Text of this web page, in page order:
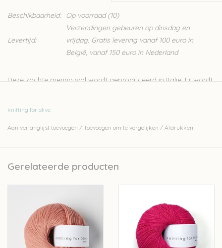
Beschikbaarheid: Op voorraad(10)
Levertijd:
Verzendingen gebeuren op dinsdag en
vrijdag. Gratis levering vanaf 100 euro in
België, vanaf 150 euro in Nederland
Deze zachte merino wol wordt geproduceerd in Italië. Er wordt
Stekenverhouding 10cm: 28st
100% merinowol - Oeko-Tex Standard 100
Handwas
Let op: de kleur op beeld kan afwijken van de werkelijke kleur.
knitting for olive
Aan verlanglijst toevoegen / Toevoegen om te vergelijken / Afdrukken
Gerelateerde producten